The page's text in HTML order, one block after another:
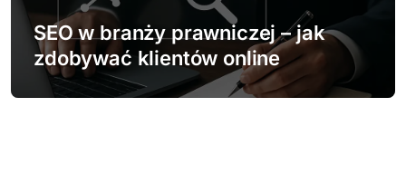
SEO w branży prawniczej – jak
zdobywać klientów online